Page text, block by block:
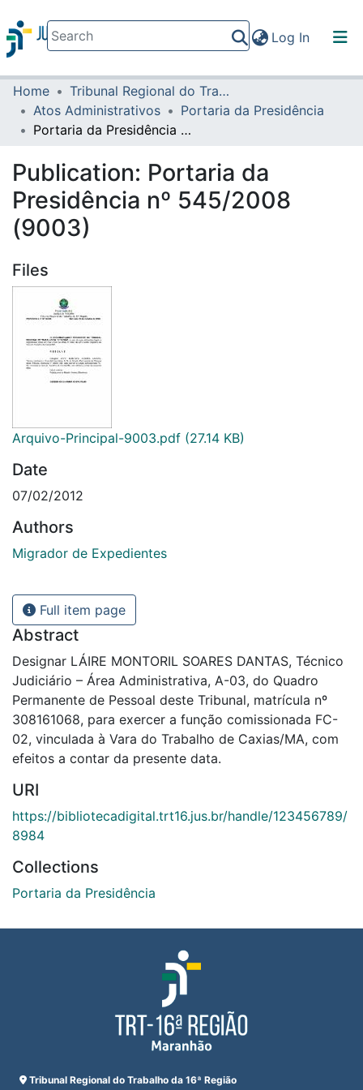
Log In(current)
Communities & Collections
All of DSpace
Home
Tribunal Regional do Trabalho da 16ª Região
Atos Administrativos
Portaria da Presidência
Portaria da Presidência nº 545/2008 (9003)
Publication: Portaria da
Presidência nº 545/2008
(9003)
Files
Arquivo-Principal-9003.pdf (27.14 KB)
Date
07/02/2012
Authors
Migrador de Expedientes
Full item page
Abstract
Designar LÁIRE MONTORIL SOARES DANTAS, Técnico
Judiciário – Área Administrativa, A-03, do Quadro
Permanente de Pessoal deste Tribunal, matrícula nº
308161068, para exercer a função comissionada FC-
02, vinculada à Vara do Trabalho de Caxias/MA, com
efeitos a contar da presente data.
URI
https://bibliotecadigital.trt16.jus.br/handle/123456789/
8984
Collections
Portaria da Presidência
Tribunal Regional do Trabalho da 16ª Região